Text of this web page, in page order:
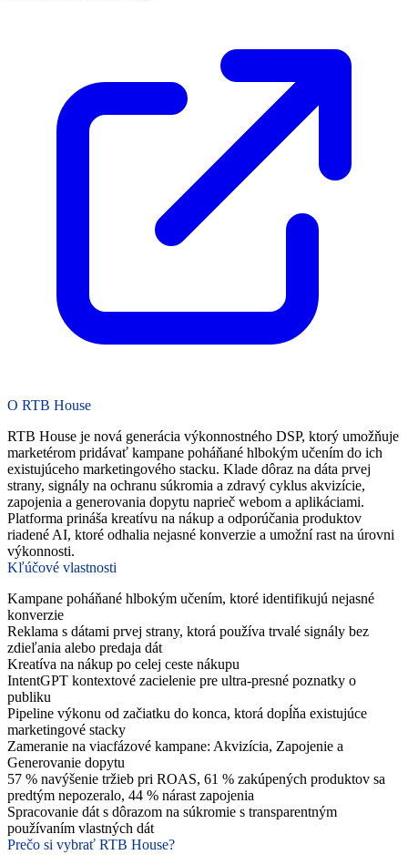
O RTB House
RTB House je nová generácia výkonnostného DSP, ktorý umožňuje
marketérom pridávať kampane poháňané hlbokým učením do ich
existujúceho marketingového stacku. Klade dôraz na dáta prvej
strany, signály na ochranu súkromia a zdravý cyklus akvizície,
zapojenia a generovania dopytu naprieč webom a aplikáciami.
Platforma prináša kreatívu na nákup a odporúčania produktov
riadené AI, ktoré odhalia nejasné konverzie a umožní rast na úrovni
výkonnosti.
Kľúčové vlastnosti
Kampane poháňané hlbokým učením, ktoré identifikujú nejasné
konverzie
Reklama s dátami prvej strany, ktorá používa trvalé signály bez
zdieľania alebo predaja dát
Kreatíva na nákup po celej ceste nákupu
IntentGPT kontextové zacielenie pre ultra-presné poznatky o
publiku
Pipeline výkonu od začiatku do konca, ktorá dopĺňa existujúce
marketingové stacky
Zameranie na viacfázové kampane: Akvizícia, Zapojenie a
Generovanie dopytu
57 % navýšenie tržieb pri ROAS, 61 % zakúpených produktov sa
predtým nepozeralo, 44 % nárast zapojenia
Spracovanie dát s dôrazom na súkromie s transparentným
používaním vlastných dát
Prečo si vybrať RTB House?